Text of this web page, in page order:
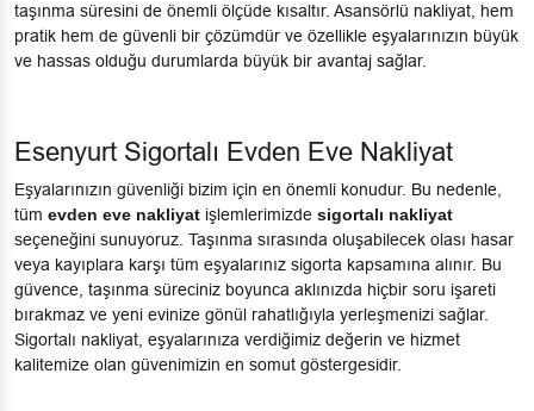
taşınma süresini de önemli ölçüde kısaltır. Asansörlü nakliyat, hem
pratik hem de güvenli bir çözümdür ve özellikle eşyalarınızın büyük
ve hassas olduğu durumlarda büyük bir avantaj sağlar.
Esenyurt Sigortalı Evden Eve Nakliyat
Eşyalarınızın güvenliği bizim için en önemli konudur. Bu nedenle,
tüm evden eve nakliyat işlemlerimizde sigortalı nakliyat
seçeneğini sunuyoruz. Taşınma sırasında oluşabilecek olası hasar
veya kayıplara karşı tüm eşyalarınız sigorta kapsamına alınır. Bu
güvence, taşınma süreciniz boyunca aklınızda hiçbir soru işareti
bırakmaz ve yeni evinize gönül rahatlığıyla yerleşmenizi sağlar.
Sigortalı nakliyat, eşyalarınıza verdiğimiz değerin ve hizmet
kalitemize olan güvenimizin en somut göstergesidir.